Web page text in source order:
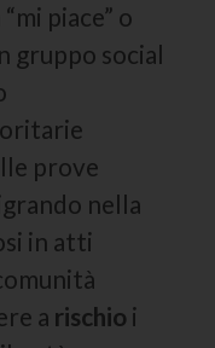
piace” o
gruppo social
prove
nella
in atti
a rischio i